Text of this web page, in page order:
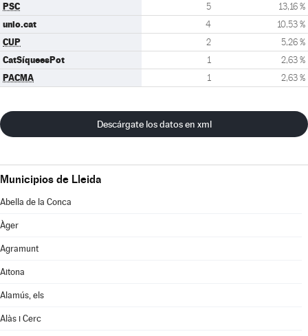
PSC 5 13,16 %
unio.cat 4 10,53 %
CUP 2 5,26 %
CatSíqueesPot 1 2,63 %
PACMA 1 2,63 %
Descárgate los datos en xml
Municipios de Lleida
Abella de la Conca
Àger
Agramunt
Aitona
Alamús, els
Alàs i Cerc